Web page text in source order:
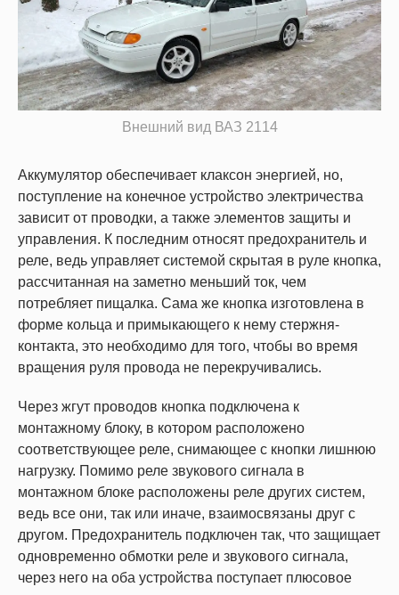
Внешний вид ВАЗ 2114
Аккумулятор обеспечивает клаксон энергией, но,
поступление на конечное устройство электричества
зависит от проводки, а также элементов защиты и
управления. К последним относят предохранитель и
реле, ведь управляет системой скрытая в руле кнопка,
рассчитанная на заметно меньший ток, чем
потребляет пищалка. Сама же кнопка изготовлена в
форме кольца и примыкающего к нему стержня-
контакта, это необходимо для того, чтобы во время
вращения руля провода не перекручивались.
Через жгут проводов кнопка подключена к
монтажному блоку, в котором расположено
соответствующее реле, снимающее с кнопки лишнюю
нагрузку. Помимо реле звукового сигнала в
монтажном блоке расположены реле других систем,
ведь все они, так или иначе, взаимосвязаны друг с
другом. Предохранитель подключен так, что защищает
одновременно обмотки реле и звукового сигнала,
через него на оба устройства поступает плюсовое